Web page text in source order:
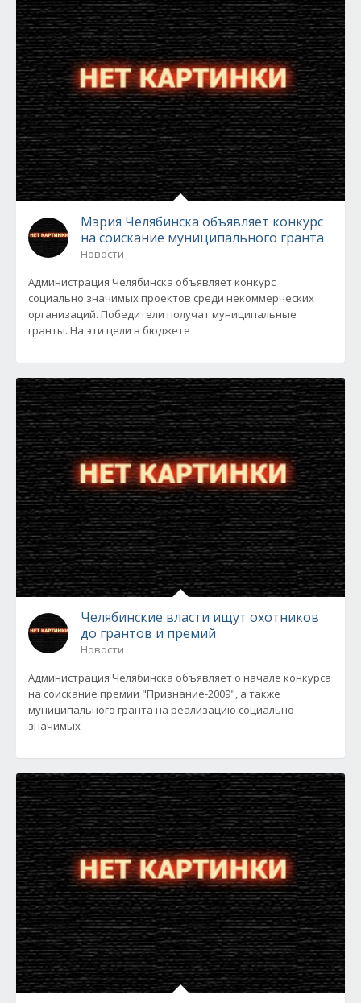
Мэрия Челябинска объявляет конкурс
на соискание муниципального гранта
Новости
Администрация Челябинска объявляет конкурс
социально значимых проектов среди некоммерческих
организаций. Победители получат муниципальные
гранты. На эти цели в бюджете
Челябинские власти ищут охотников
до грантов и премий
Новости
Администрация Челябинска объявляет о начале конкурса
на соискание премии "Признание-2009", а также
муниципального гранта на реализацию социально
значимых